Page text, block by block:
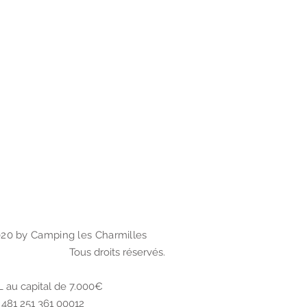
by Camping les Charmilles
Tous droits réservés.
au capital de 7.000€
251 361 00012